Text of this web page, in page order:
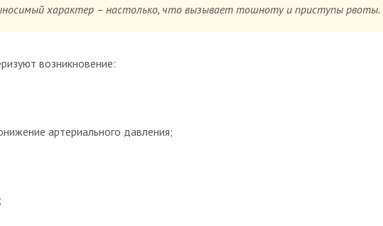
характер – настолько, что вызывает тошноту и приступы рвоты.
возникновение:
артериального давления;